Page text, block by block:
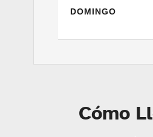
DOMINGO
Cómo